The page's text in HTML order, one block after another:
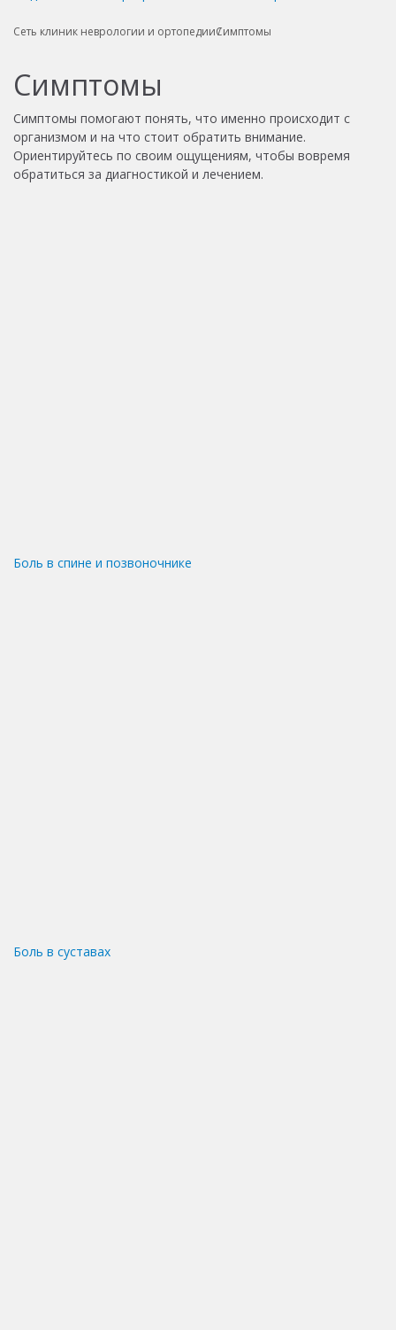
Сеть клиник неврологии и ортопедииСимптомы
Симптомы
Симптомы помогают понять, что именно происходит с
организмом и на что стоит обратить внимание.
Ориентируйтесь по своим ощущениям, чтобы вовремя
обратиться за диагностикой и лечением.
Боль в спине и позвоночнике
Боль в суставах